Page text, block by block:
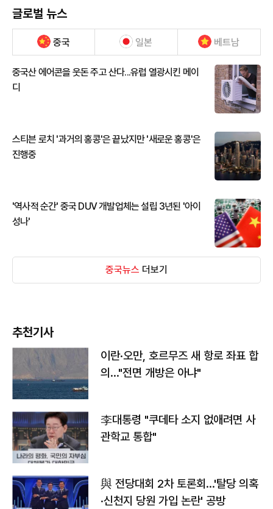
글로벌 뉴스
중국 일본 베트남
중국산 에어콘을 웃돈 주고 산다...유럽 열광시킨 메이
디
스티븐 로치 '과거의 홍콩'은 끝났지만 '새로운 홍콩'은
진행중
'역사적 순간' 중국 DUV 개발업체는 설립 3년된 '아이
성나'
중국뉴스 더보기
추천기사
이란·오만, 호르무즈 새 항로 좌표 합
의…"전면 개방은 아냐"
李대통령 "쿠데타 소지 없애려면 사
관학교 통합"
與 전당대회 2차 토론회…'탈당 의혹
·신천지 당원 가입 논란' 공방